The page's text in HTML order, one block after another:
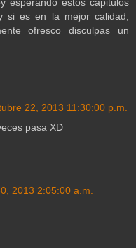
si es en la mejor calidad,
ofresco disculpas un
22, 2013 11:30:00 p.m.
pasa XD
2013 2:05:00 a.m.